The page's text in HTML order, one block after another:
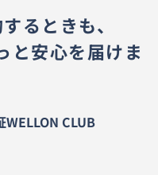
るときも、
と安心を届けま
WELLON CLUB